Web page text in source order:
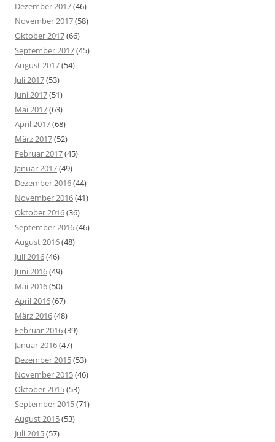
Dezember 2017(46)
November 2017(58)
Oktober 2017(66)
September 2017(45)
August 2017(54)
Juli 2017(53)
Juni 2017(51)
Mai 2017(63)
April 2017(68)
März 2017(52)
Februar 2017(45)
Januar 2017(49)
Dezember 2016(44)
November 2016(41)
Oktober 2016(36)
September 2016(46)
August 2016(48)
Juli 2016(46)
Juni 2016(49)
Mai 2016(50)
April 2016(67)
März 2016(48)
Februar 2016(39)
Januar 2016(47)
Dezember 2015(53)
November 2015(46)
Oktober 2015(53)
September 2015(71)
August 2015(53)
Juli 2015(57)